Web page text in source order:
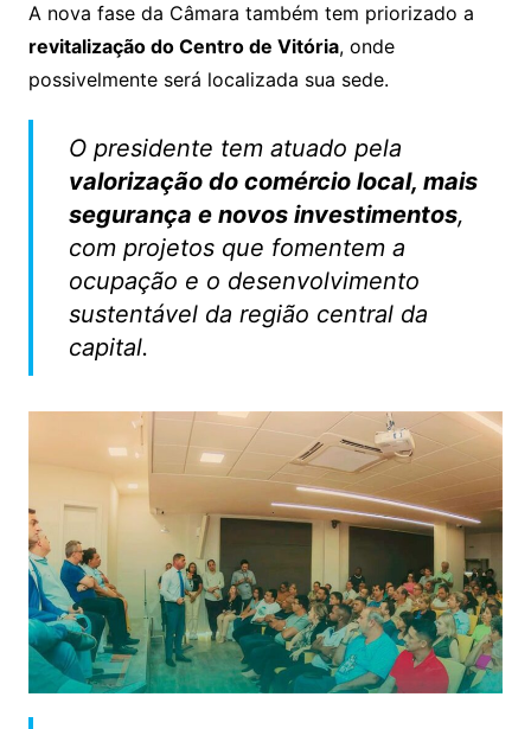
A nova fase da Câmara também tem priorizado a
revitalização do Centro de Vitória, onde
possivelmente será localizada sua sede.
O presidente tem atuado pela
valorização do comércio local, mais
segurança e novos investimentos,
com projetos que fomentem a
ocupação e o desenvolvimento
sustentável da região central da
capital.